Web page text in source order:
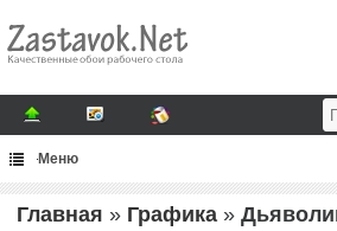
Меню
Главная » Графика»